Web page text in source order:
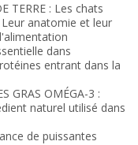
TERRE : Les chats
anatomie et leur
dans
entrant dans la
GRAS OMÉGA-3 :
naturel utilisé dans
de puissantes